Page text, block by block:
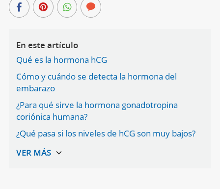
En este artículo
Qué es la hormona hCG
Cómo y cuándo se detecta la hormona del
embarazo
¿Para qué sirve la hormona gonadotropina
coriónica humana?
¿Qué pasa si los niveles de hCG son muy bajos?